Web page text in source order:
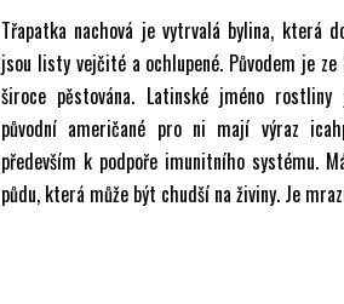
Třapatka nachová je vytrvalá bylina, která
jsou listy vejčité a ochlupené. Původem je
široce pěstována. Latinské jméno rostliny
původní američané pro ni mají výraz
především k podpoře imunitního systému.
půdu, která může být chudší na živiny. Je